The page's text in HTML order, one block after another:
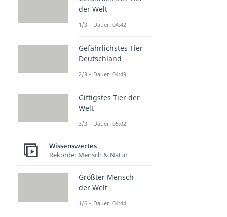
der Welt
1/3 – Dauer: 04:42
Gefährlichstes Tier
Deutschland
2/3 – Dauer: 04:49
Giftigstes Tier der
Welt
3/3 – Dauer: 05:02
Wissenswertes
Rekorde: Mensch & Natur
Größter Mensch
der Welt
1/6 – Dauer: 04:44